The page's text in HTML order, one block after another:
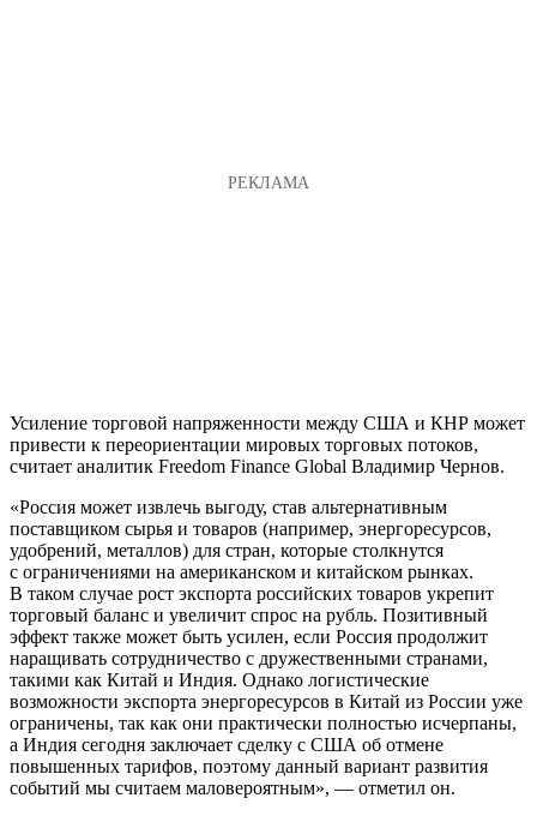
Усиление торговой напряженности между США и КНР может
привести к переориентации мировых торговых потоков,
считает аналитик Freedom Finance Global Владимир Чернов.
«Россия может извлечь выгоду, став альтернативным
поставщиком сырья и товаров (например, энергоресурсов,
удобрений, металлов) для стран, которые столкнутся
с ограничениями на американском и китайском рынках.
В таком случае рост экспорта российских товаров укрепит
торговый баланс и увеличит спрос на рубль. Позитивный
эффект также может быть усилен, если Россия продолжит
наращивать сотрудничество с дружественными странами,
такими как Китай и Индия. Однако логистические
возможности экспорта энергоресурсов в Китай из России уже
ограничены, так как они практически полностью исчерпаны,
а Индия сегодня заключает сделку с США об отмене
повышенных тарифов, поэтому данный вариант развития
событий мы считаем маловероятным», — отметил он.